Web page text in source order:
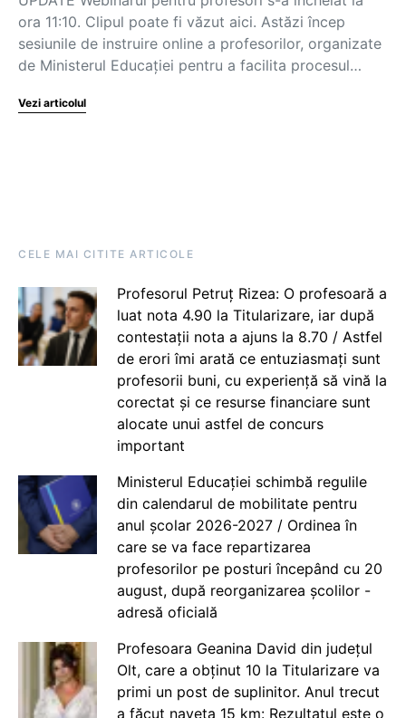
ora 11:10. Clipul poate fi văzut aici. Astăzi încep
sesiunile de instruire online a profesorilor, organizate
de Ministerul Educației pentru a facilita procesul…
Vezi articolul
CELE MAI CITITE ARTICOLE
Profesorul Petruț Rizea: O profesoară a
luat nota 4.90 la Titularizare, iar după
contestații nota a ajuns la 8.70 / Astfel
de erori îmi arată ce entuziasmați sunt
profesorii buni, cu experiență să vină la
corectat și ce resurse financiare sunt
alocate unui astfel de concurs
important
Ministerul Educației schimbă regulile
din calendarul de mobilitate pentru
anul școlar 2026-2027 / Ordinea în
care se va face repartizarea
profesorilor pe posturi începând cu 20
august, după reorganizarea școlilor -
adresă oficială
Profesoara Geanina David din județul
Olt, care a obținut 10 la Titularizare va
primi un post de suplinitor. Anul trecut
a făcut naveta 15 km: Rezultatul este o